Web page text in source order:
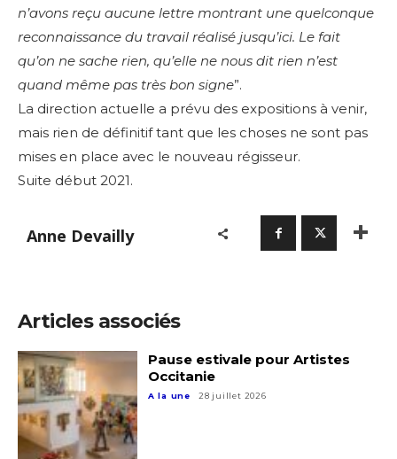
n’avons reçu aucune lettre montrant une quelconque
reconnaissance du travail réalisé jusqu’ici. Le fait
qu’on ne sache rien, qu’elle ne nous dit rien n’est
quand même pas très bon signe”.
La direction actuelle a prévu des expositions à venir,
mais rien de définitif tant que les choses ne sont pas
mises en place avec le nouveau régisseur.
Suite début 2021.
Anne Devailly
Articles associés
Pause estivale pour Artistes
Occitanie
A la une 28 juillet 2026